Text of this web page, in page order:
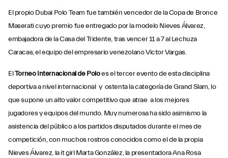
El propio Dubai Polo Team fue también vencedor de la Copa de Bronce
Maserati cuyo premio fue entregado por la modelo Nieves Álvarez,
embajadora de la Casa del Tridente, tras vencer 11 a 7 al Lechuza
Caracas, el equipo del empresario venezolano Victor Vargas.
ElTorneo Internacional de Poloes el tercer evento de esta disciplina
deportiva a nivel internacional y ostenta la categoría de Grand Slam, lo
que supone un alto valor competitivo que atrae a los mejores
jugadores y equipos del mundo. Muy numerosa ha sido asimismo la
asistencia del público a los partidos disputados durante el mes de
competición, con muchos rostros conocidos como el de la propia
Nieves Álvarez, la it girl Marta González, la presentadora Ana Rosa